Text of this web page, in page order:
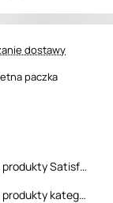
dostawy
paczka
Wszystkie produkty Satisfyer
Wszystkie produkty kategorii